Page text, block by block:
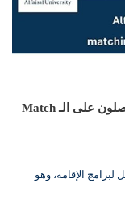
58 من طلبة كلية الطب في جامعة الفيصل يحصلون على الـ Match
لبرامج الإقامة، وهو